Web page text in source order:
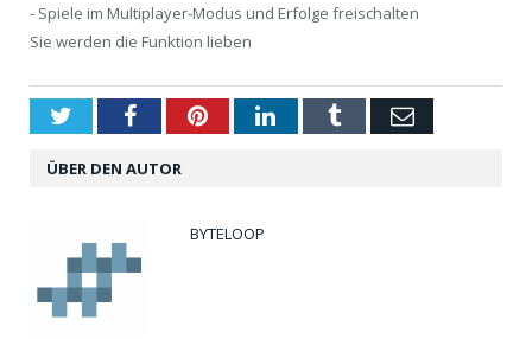
- Spiele im Multiplayer-Modus und Erfolge freischalten
Sie werden die Funktion lieben
TwitterFacebookPinterestLinkedInTumblrEmail
ÜBER DEN AUTOR
BYTELOOP